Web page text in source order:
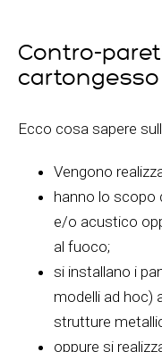
Contro-
cartongesso
Ecco cosa sapere
Vengono
hanno lo scopo
e/o acustico
al fuoco;
si installano i
modelli ad hoc)
strutture
oppure si